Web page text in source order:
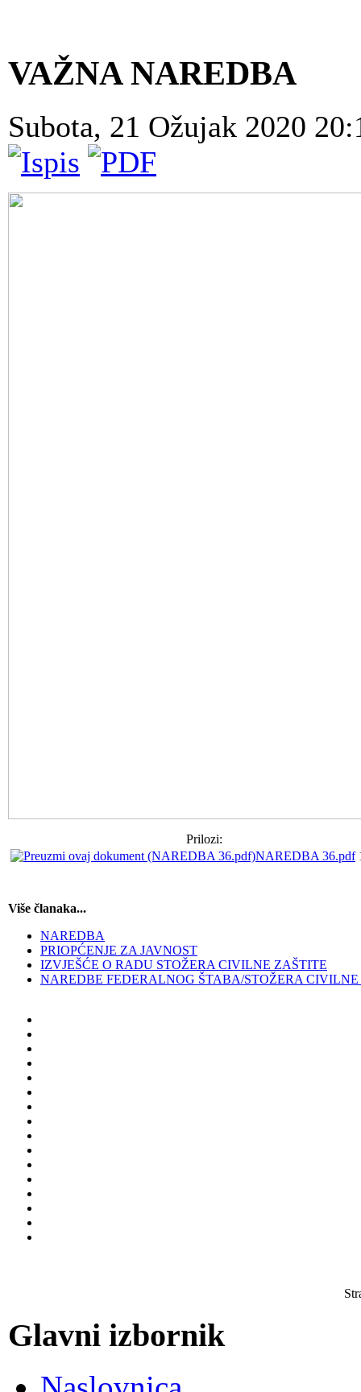
VAŽNA NAREDBA
Subota, 21 Ožujak 2020
Prilozi:
NAREDBA 36.pdf
Više članaka...
NAREDBA
PRIOPĆENJE ZA JAVNOST
IZVJEŠĆE O RADU STOŽERA CIVILNE ZAŠTITE
NAREDBE FEDERALNOG ŠTABA/STOŽERA
Glavni izbornik